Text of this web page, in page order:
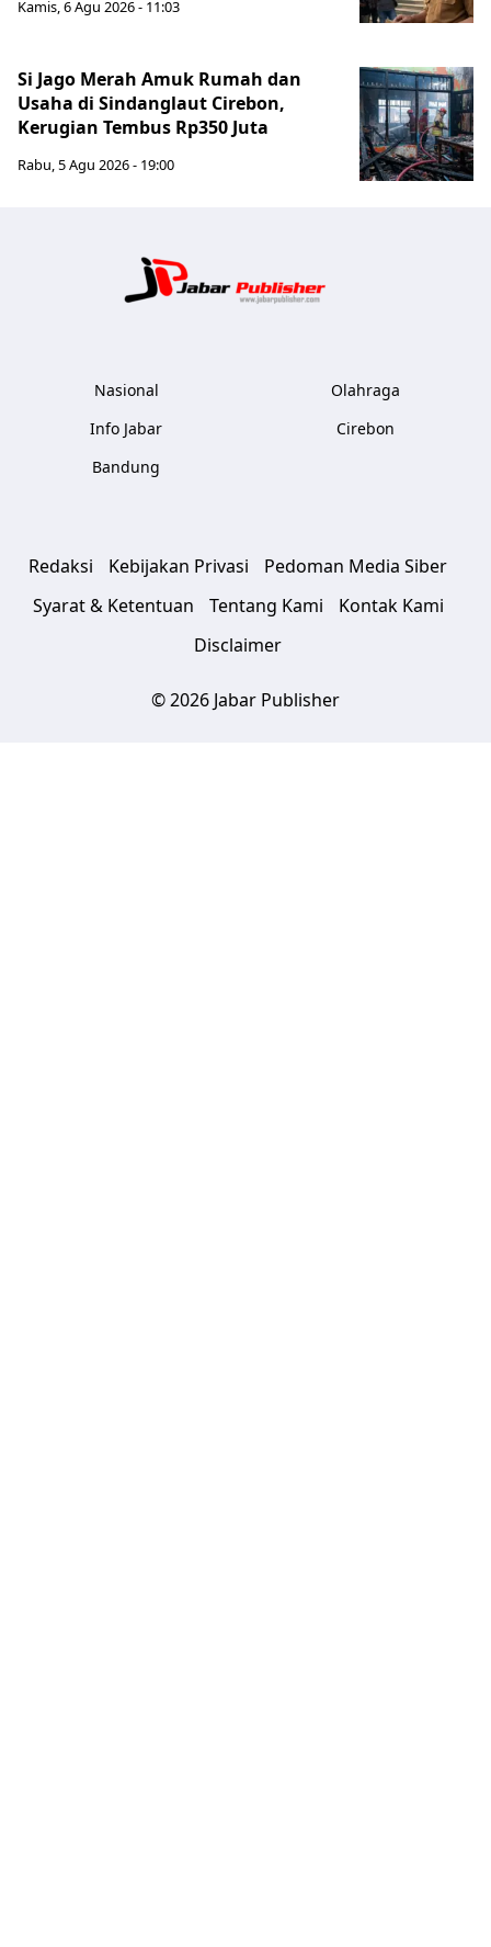
Kamis, 6 Agu 2026 - 11:03
Si Jago Merah Amuk Rumah dan
Usaha di Sindanglaut Cirebon,
Kerugian Tembus Rp350 Juta
Rabu, 5 Agu 2026 - 19:00
Nasional
Info Jabar
Bandung
Olahraga
Cirebon
Redaksi Kebijakan Privasi
Pedoman Media Siber
Syarat & Ketentuan
Tentang Kami
Kontak Kami
Disclaimer
© 2026 Jabar Publisher